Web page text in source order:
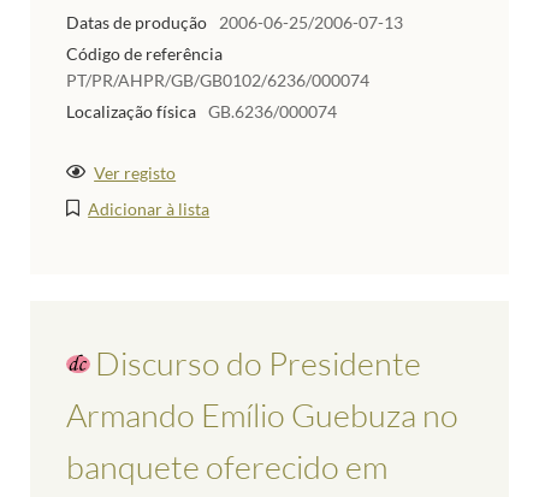
Datas de produção
2006-06-25/2006-07-13
Código de referência
PT/PR/AHPR/GB/GB0102/6236/000074
Localização física GB.6236/000074
Ver registo
Adicionar à lista
Discurso do Presidente
Armando Emílio Guebuza no
banquete oferecido em